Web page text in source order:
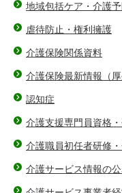
地域包括ケア・介護
虐待防止・権利擁護
介護保険関係資料
介護保険最新情報（厚
認知症
介護支援専門員資格
介護職員初任者研修
介護サービス情報の